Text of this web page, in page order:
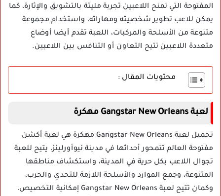
المفتوحة التي تمنح اللاعبين تجربة مليئة بالتشويق والإثارة، كما
يمكن للاعب تطوير شخصيته ومهاراته، واستخدام مجموعة
متنوعة من الأسلحة والمركبات، اللعبة تقدم أيضا أوضاع
متعددة اللاعبين تتيح التعاون أو التنافس بين اللاعبين.
محتويات المقال :
لعبة Gangstar New Orleans مهكرة
تحميل لعبة Gangstar New Orleans مهكرة هي لعبة أكشن
مفتوحة العالم تتمحور أحداثها في مدينة نيوأورلينز، يتيح للعبة
تجوال اللاعب بكل حرية في المدينة، واستكشاف مناطقها
المتنوعة، وجمع الموارد والأسلحة اللازمة للتحدي والحرب،
وكمان تتيح لعبة Gangstar New Orleans إمكانية التخصيص،